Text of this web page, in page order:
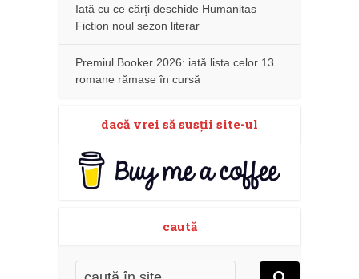
Iată cu ce cărţi deschide Humanitas
Fiction noul sezon literar
Premiul Booker 2026: iată lista celor 13
romane rămase în cursă
dacă vrei să susţii site-ul
caută